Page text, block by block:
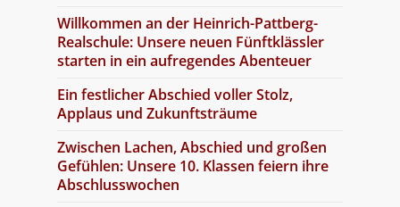
Willkommen an der Heinrich-Pattberg-
Realschule: Unsere neuen Fünftklässler
starten in ein aufregendes Abenteuer
Ein festlicher Abschied voller Stolz,
Applaus und Zukunftsträume
Zwischen Lachen, Abschied und großen
Gefühlen: Unsere 10. Klassen feiern ihre
Abschlusswochen